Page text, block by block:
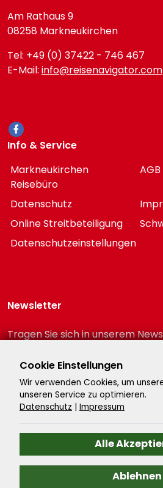
Am Rathaus 9
08258 Markneukirchen
Tel: +49 (0) 37422 - 746 467
E-Mail: info@reisenavigator.com
Info & Service
Markneukirchen
Reisebüro
AGB
Datenschutz
Online Streitbeteiligung
Datenschutzeinstellungen
Newsletter
Tragen Sie sich in unserem
Reiseschnäppchen!
Cookie Einstellungen
Wir verwenden Cookies, um
unseren Service zu optimieren.
Datenschutz | Impressum
Alle
Ablehnen